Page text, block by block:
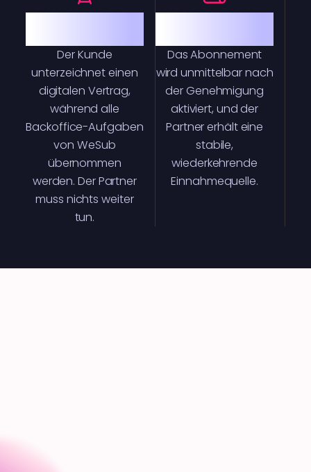
Der Kunde
unterzeichnet einen
digitalen Vertrag,
während alle
Backoffice-Aufgaben
von WeSub
übernommen
werden. Der Partner
muss nichts weiter
tun.
Das Abonnement
wird unmittelbar nach
der Genehmigung
aktiviert, und der
Partner erhält eine
stabile,
wiederkehrende
Einnahmequelle.